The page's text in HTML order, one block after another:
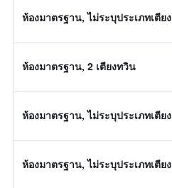
ห้องมาตรฐาน, ไม่ระบุประเภทเตียง
ห้องมาตรฐาน, 2 เตียงทวิน
ห้องมาตรฐาน, ไม่ระบุประเภทเตียง
ห้องมาตรฐาน, ไม่ระบุประเภทเตียง